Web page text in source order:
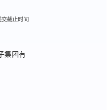
截止时间
集团有